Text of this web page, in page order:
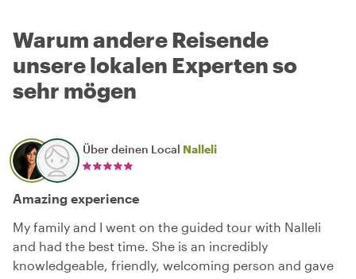
Warum andere Reisende
unsere lokalen Experten so
sehr mögen
Über deinen Local Nalleli
Amazing experience
My family and I went on the guided tour with Nalleli
and had the best time. She is an incredibly
knowledgeable, friendly, welcoming person and gave